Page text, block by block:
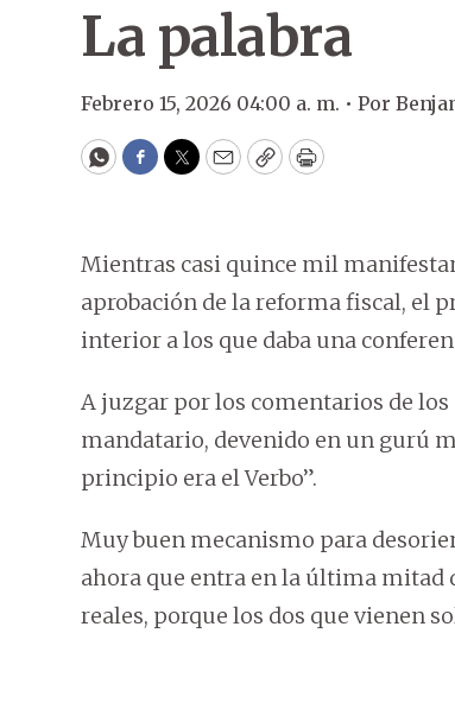
La palabra
Febrero 15, 2026 04:00 a. m. • Por
WhatsApp
Facebook
Twitter
EmailCopyPrint
Mientras casi quince mil
aprobación de la reforma fiscal, el
interior a los que daba una
A juzgar por los comentarios de
mandatario, devenido en un gurú
principio era el Verbo”.
Muy buen mecanismo para
ahora que entra en la última mitad
reales, porque los dos que vienen